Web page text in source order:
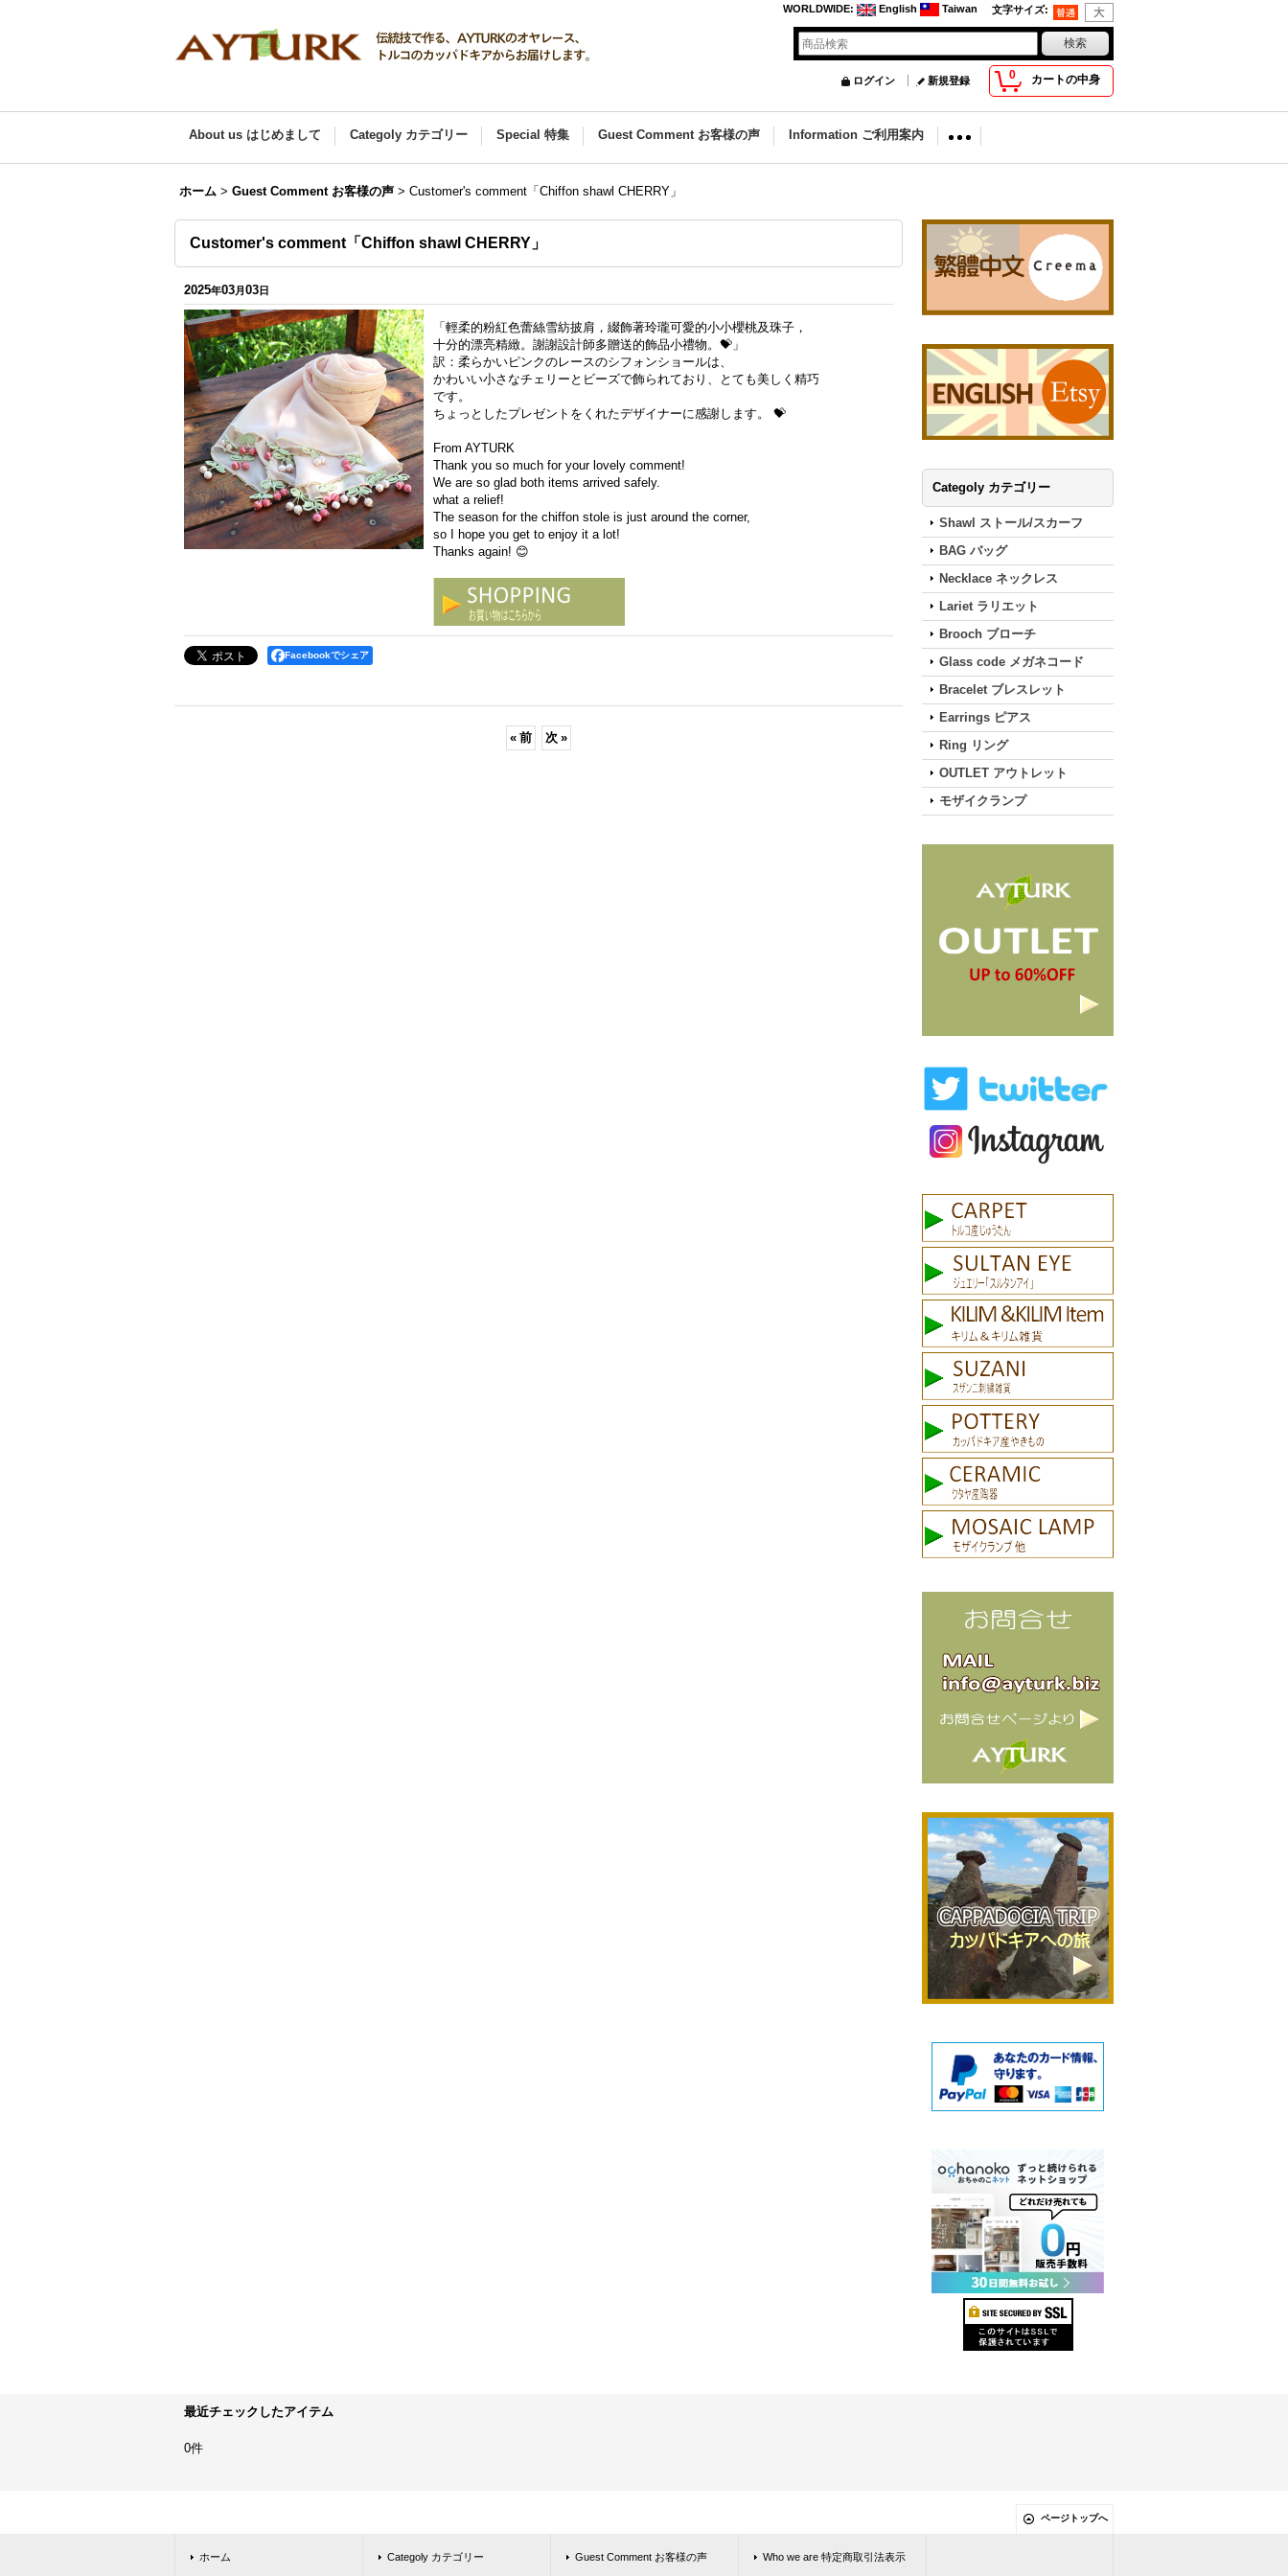
文字サイズ:
WORLDWIDE: English Taiwan
0 カートの中身
ログイン 新規登録
About us はじめまして Categoly カテゴリー Special 特集 Guest Comment お客様の声 Information ご利用案内
ホーム > Guest Comment お客様の声 > Customer's comment「Chiffon shawl CHERRY」
Customer's comment「Chiffon shawl CHERRY」
2025年03月03日
「輕柔的粉紅色蕾絲雪紡披肩，綴飾著玲瓏可愛的小小櫻桃及珠子，
十分的漂亮精緻。謝謝設計師多贈送的飾品小禮物。💝」
訳：柔らかいピンクのレースのシフォンショールは、
かわいい小さなチェリーとビーズで飾られており、とても美しく精巧
です。
ちょっとしたプレゼントをくれたデザイナーに感謝します。 💝
From AYTURK
Thank you so much for your lovely comment!
We are so glad both items arrived safely.
what a relief!
The season for the chiffon stole is just around the corner,
so I hope you get to enjoy it a lot!
Thanks again! 😊
Facebookでシェア
« 前 次 »
Categoly カテゴリー
Shawl ストール/スカーフ
BAG バッグ
Necklace ネックレス
Lariet ラリエット
Brooch ブローチ
Glass code メガネコード
Bracelet ブレスレット
Earrings ピアス
Ring リング
OUTLET アウトレット
モザイクランプ
最近チェックしたアイテム
0件
ページトップへ
ホーム Categoly カテゴリー Guest Comment お客様の声 Who we are 特定商取引法表示